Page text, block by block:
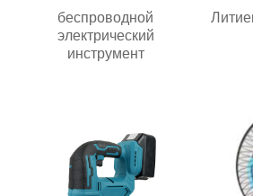
беспроводной
электрический
инструмент